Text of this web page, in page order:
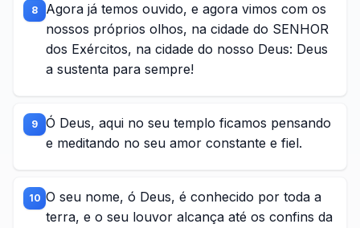
8
Agora já temos ouvido, e agora vimos com os
nossos próprios olhos, na cidade do SENHOR
dos Exércitos, na cidade do nosso Deus: Deus
a sustenta para sempre!
9
Ó Deus, aqui no seu templo ficamos pensando
e meditando no seu amor constante e fiel.
10 O seu nome, ó Deus, é conhecido por toda a
terra, e o seu louvor alcança até os confins da